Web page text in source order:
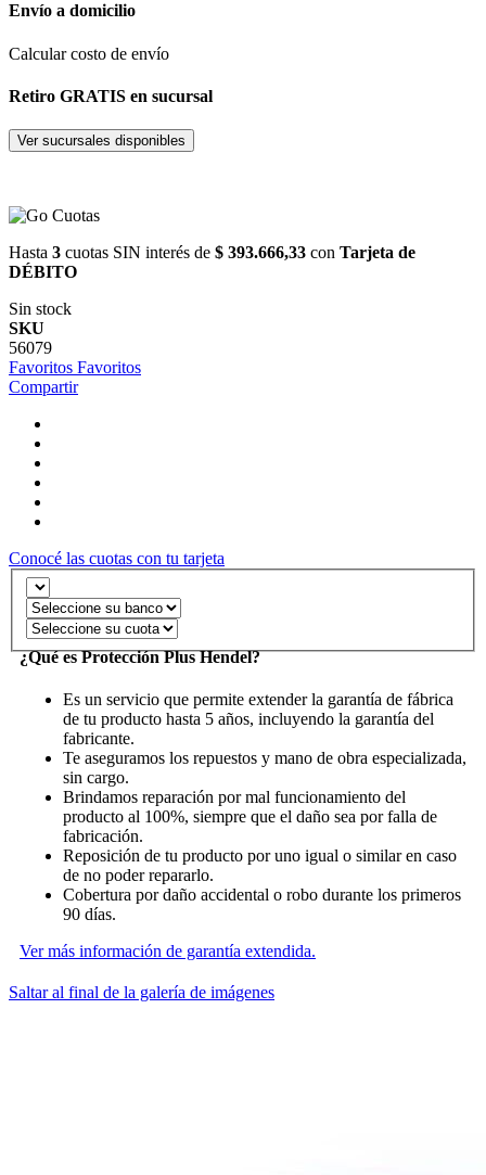
Envío a domicilio
Calcular costo de envío
Retiro GRATIS en sucursal
Ver sucursales disponibles
Hasta 3 cuotas SIN interés de $ 393.666,33 con Tarjeta de
DÉBITO
Sin stock
SKU
56079
Favoritos Favoritos
Compartir
Conocé las cuotas con tu tarjeta
¿Qué es Protección Plus Hendel?
Es un servicio que permite extender la garantía de fábrica
de tu producto hasta 5 años, incluyendo la garantía del
fabricante.
Te aseguramos los repuestos y mano de obra especializada,
sin cargo.
Brindamos reparación por mal funcionamiento del
producto al 100%, siempre que el daño sea por falla de
fabricación.
Reposición de tu producto por uno igual o similar en caso
de no poder repararlo.
Cobertura por daño accidental o robo durante los primeros
90 días.
Ver más información de garantía extendida.
Saltar al final de la galería de imágenes